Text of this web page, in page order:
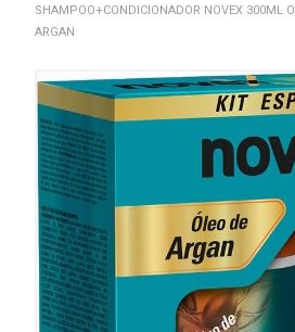
SHAMPOO+CONDICIONADOR NOVEX 300ML
ARGAN